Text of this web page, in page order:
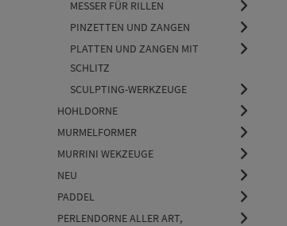
MESSER FÜR RILLEN
PINZETTEN UND ZANGEN
PLATTEN UND ZANGEN MIT
SCHLITZ
SCULPTING-WERKZEUGE
HOHLDORNE
MURMELFORMER
MURRINI WEKZEUGE
NEU
PADDEL
PERLENDORNE ALLER ART,